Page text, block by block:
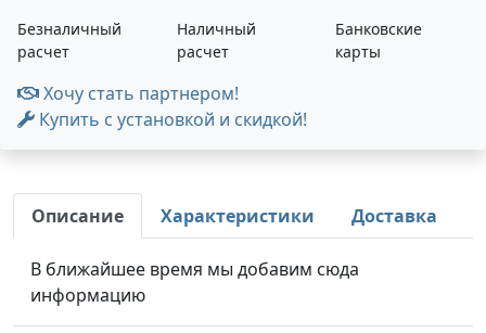
Безналичный
расчет
Наличный
расчет
Банковские
карты
Хочу стать партнером!
Купить с установкой и скидкой!
Описание Характеристики Доставка
В ближайшее время мы добавим сюда
информацию